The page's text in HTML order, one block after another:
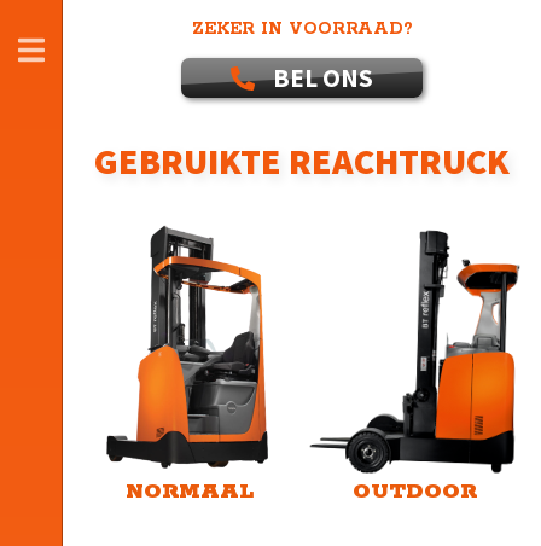
SLUITEN
RRE 120M, RRE 140M, RRE 160M
RRE 140 - RRE 250
RRE 160R
RRB2
GEBRUIKTE REACHTRUCK
NORMAAL OUTDOOR
ZEKER IN VOORRAAD?
BEL ONS